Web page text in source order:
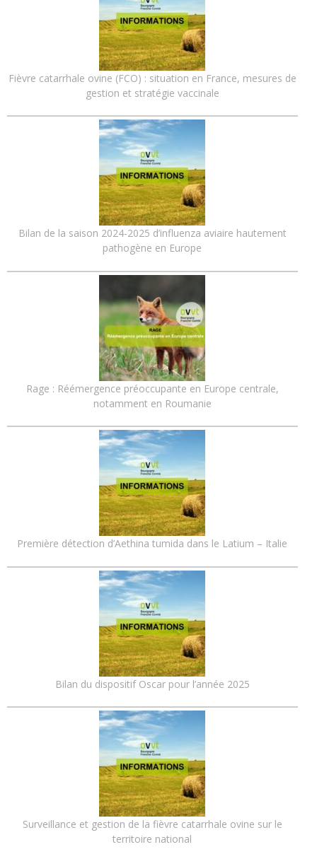
Fièvre catarrhale ovine (FCO) : situation en France, mesures de
gestion et stratégie vaccinale
Bilan de la saison 2024-2025 d’influenza aviaire hautement
pathogène en Europe
Rage : Réémergence préoccupante en Europe centrale,
notamment en Roumanie
Première détection d’Aethina tumida dans le Latium – Italie
Bilan du dispositif Oscar pour l’année 2025
Surveillance et gestion de la fièvre catarrhale ovine sur le
territoire national